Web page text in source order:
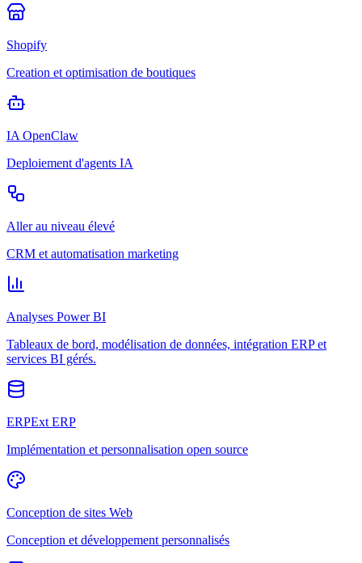
Shopify
Creation et optimisation de boutiques
IA OpenClaw
Deploiement d'agents IA
Aller au niveau élevé
CRM et automatisation marketing
Analyses Power BI
Tableaux de bord, modélisation de données, intégration ERP et
services BI gérés.
ERPExt ERP
Implémentation et personnalisation open source
Conception de sites Web
Conception et développement personnalisés